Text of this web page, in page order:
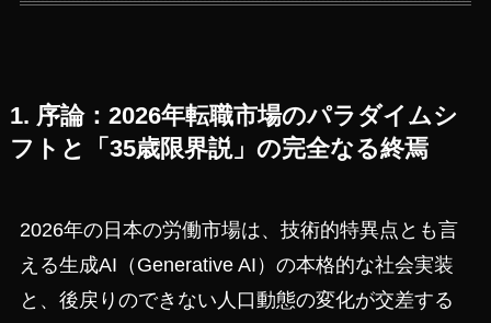
1. 序論：2026年転職市場のパラダイムシ
フトと「35歳限界説」の完全なる終焉
2026年の日本の労働市場は、技術的特異点とも言
える生成AI（Generative AI）の本格的な社会実装
と、後戻りのできない人口動態の変化が交差する